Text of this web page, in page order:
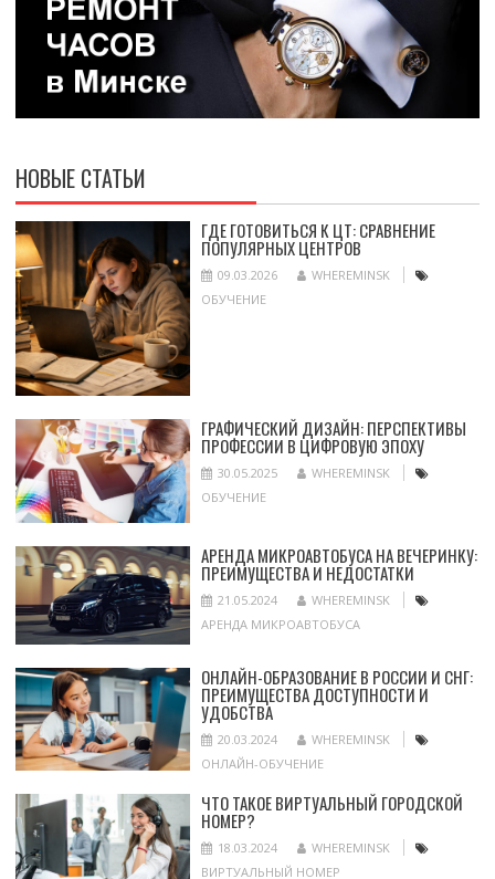
НОВЫЕ СТАТЬИ
ГДЕ ГОТОВИТЬСЯ К ЦТ: СРАВНЕНИЕ
ПОПУЛЯРНЫХ ЦЕНТРОВ
09.03.2026
WHEREMINSK
ОБУЧЕНИЕ
ГРАФИЧЕСКИЙ ДИЗАЙН: ПЕРСПЕКТИВЫ
ПРОФЕССИИ В ЦИФРОВУЮ ЭПОХУ
30.05.2025
WHEREMINSK
ОБУЧЕНИЕ
АРЕНДА МИКРОАВТОБУСА НА ВЕЧЕРИНКУ:
ПРЕИМУЩЕСТВА И НЕДОСТАТКИ
21.05.2024
WHEREMINSK
АРЕНДА МИКРОАВТОБУСА
ОНЛАЙН-ОБРАЗОВАНИЕ В РОССИИ И СНГ:
ПРЕИМУЩЕСТВА ДОСТУПНОСТИ И
УДОБСТВА
20.03.2024
WHEREMINSK
ОНЛАЙН-ОБУЧЕНИЕ
ЧТО ТАКОЕ ВИРТУАЛЬНЫЙ ГОРОДСКОЙ
НОМЕР?
18.03.2024
WHEREMINSK
ВИРТУАЛЬНЫЙ НОМЕР